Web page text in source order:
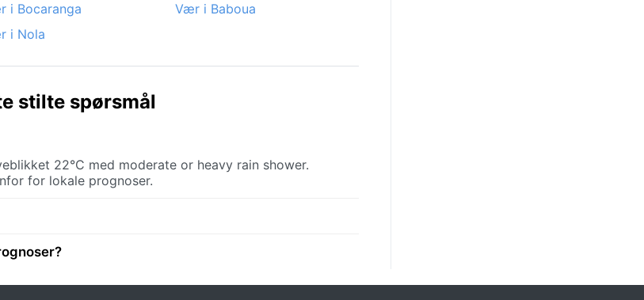
i Bocaranga
Vær i Baboua
i Nola
stilte spørsmål
22°C med moderate or heavy rain shower.
for lokale prognoser.